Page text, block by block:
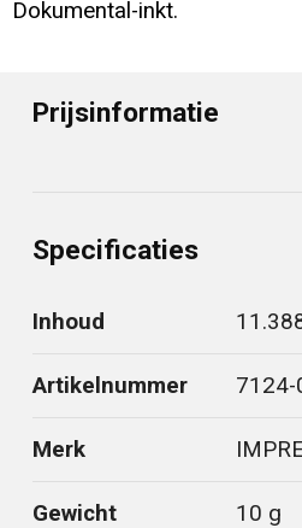
Dokumental-inkt.
Prijsinformatie
Specificaties
Inhoud
Artikelnummer
Merk
Gewicht 10 g